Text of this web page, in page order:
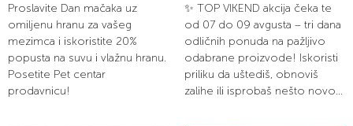
Proslavite Dan mačaka uz
omiljenu hranu za vašeg
mezimca i iskoristite 20%
popusta na suvu i vlažnu hranu.
Posetite Pet centar
prodavnicu!
✨ TOP VIKEND akcija čeka te
od 07 do 09 avgusta – tri dana
odličnih ponuda na pažljivo
odabrane proizvode! Iskoristi
priliku da uštediš, obnoviš
zalihe ili isprobaš nešto novo...